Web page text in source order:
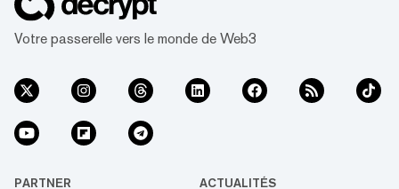
Votre passerelle vers le monde de Web3
PARTNER ACTUALITÉS